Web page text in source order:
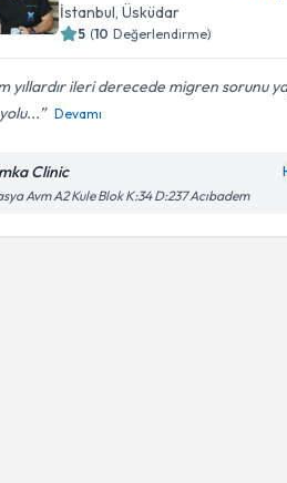
İstanbul, Üsküdar
5 (10 Değerlendirme)
yıllardır ileri derecede migren sorunu
Devamı
Clinic
Avm A2 Kule Blok K:34 D:237 Acıbadem